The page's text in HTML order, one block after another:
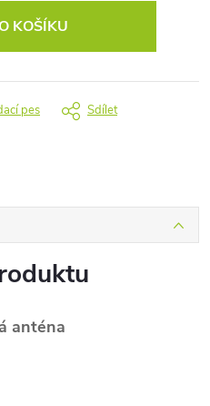
KOŠÍKU
pes Sdílet
anténa